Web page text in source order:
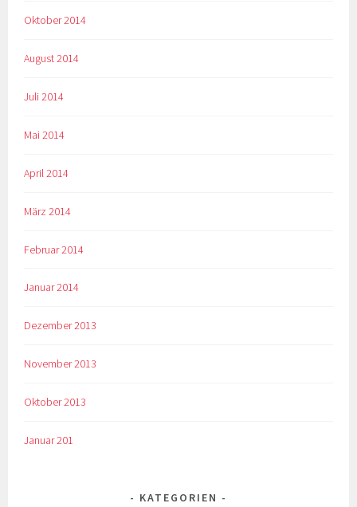
Oktober 2014
August 2014
Juli 2014
Mai 2014
April 2014
März 2014
Februar 2014
Januar 2014
Dezember 2013
November 2013
Oktober 2013
Januar 201
KATEGORIEN